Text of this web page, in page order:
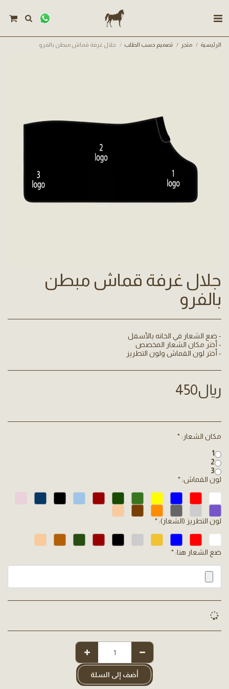
الرئيسية متجر تصميم حسب الطلب جلال غرفة قماش مبطن بالفرو
جلال غرفة قماش مبطن
بالفرو
- أختر لون القماش ولون التطريز
﷼450
مكان الشعار:*
1
2
3
لون القماش:*
لون التطريز (الشعار):*
ضع الشعار هنا:*
أضف إلى السلة